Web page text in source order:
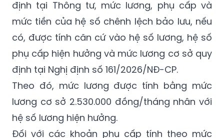
Đối với cán bộ, công chức, viên chức và
người lao động thuộc các nhóm được quy
định tại Thông tư, mức lương, phụ cấp và
mức tiền của hệ số chênh lệch bảo lưu, nếu
có, được tính căn cứ vào hệ số lương, hệ số
phụ cấp hiện hưởng và mức lương cơ sở quy
định tại Nghị định số 161/2026/NĐ-CP.
Theo đó, mức lương được tính bằng mức